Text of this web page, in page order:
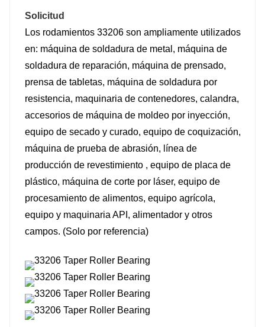
Solicitud
Los rodamientos 33206 son ampliamente utilizados
en: máquina de soldadura de metal, máquina de
soldadura de reparación, máquina de prensado,
prensa de tabletas, máquina de soldadura por
resistencia, maquinaria de contenedores, calandra,
accesorios de máquina de moldeo por inyección,
equipo de secado y curado, equipo de coquización,
máquina de prueba de abrasión, línea de
producción de revestimiento , equipo de placa de
plástico, máquina de corte por láser, equipo de
procesamiento de alimentos, equipo agrícola,
equipo y maquinaria API, alimentador y otros
campos. (Solo por referencia)